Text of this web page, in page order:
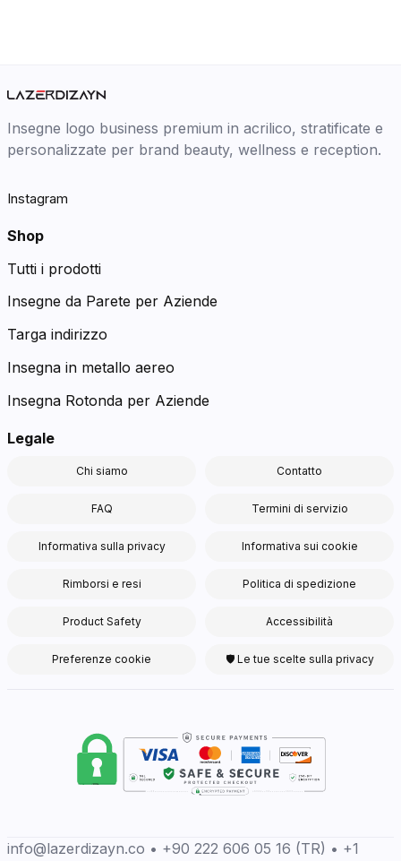
Insegne logo business premium in acrilico, stratificate e
personalizzate per brand beauty, wellness e reception.
Instagram
Shop
Tutti i prodotti
Insegne da Parete per Aziende
Targa indirizzo
Insegna in metallo aereo
Insegna Rotonda per Aziende
Legale
Chi siamo Contatto
FAQ Termini di servizio
Informativa sulla privacy Informativa sui cookie
Rimborsi e resi Politica di spedizione
Product Safety Accessibilità
Preferenze cookie 🛡 Le tue scelte sulla privacy
info@lazerdizayn.co • +90 222 606 05 16 (TR) • +1